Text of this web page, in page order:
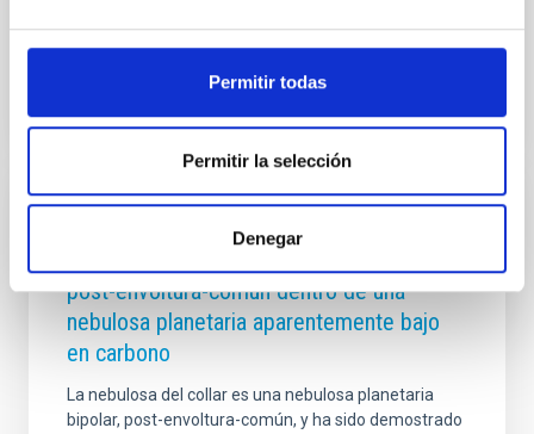
Permitir todas
Permitir la selección
Denegar
Fecha de publicación 26/11/2025 - 12:57:36
post-envoltura-común dentro de una
nebulosa planetaria aparentemente bajo
en carbono
La nebulosa del collar es una nebulosa planetaria
bipolar, post-envoltura-común, y ha sido demostrado